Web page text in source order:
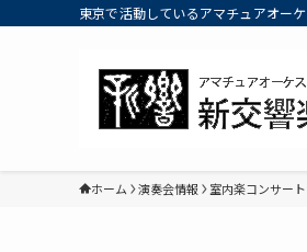
東京で活動しているアマチュアオー
ホーム 演奏会情報 室内楽コンサート